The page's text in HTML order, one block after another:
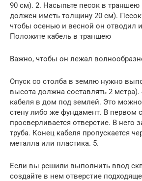
90 см). 2. Насыпьте песок в траншею
должен иметь толщину 20 см).
чтобы осенью и весной он отводил
Положите кабель в траншею
Важно, чтобы он лежал
Опуск со столба в землю нужно
высота должна составлять 2
кабеля в дом под землей. Это
стену либо же фундамент. В первом
просверливается отверстие. В него
труба. Конец кабеля пропускается
металла или пластика. 5.
Если вы решили выполнить ввод
создайте в нем отверстие